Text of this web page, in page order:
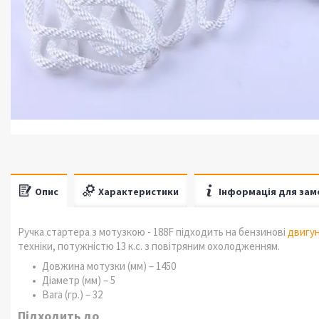
Опис Характеристики Інформація для
Ручка стартера з мотузкою - 188F підходить на бензинові
техніки, потужністю 13 к.с. з повітряним охолодженням.
Довжина мотузки (мм) – 1450
Діаметр (мм) – 5
Вага (гр.) – 32